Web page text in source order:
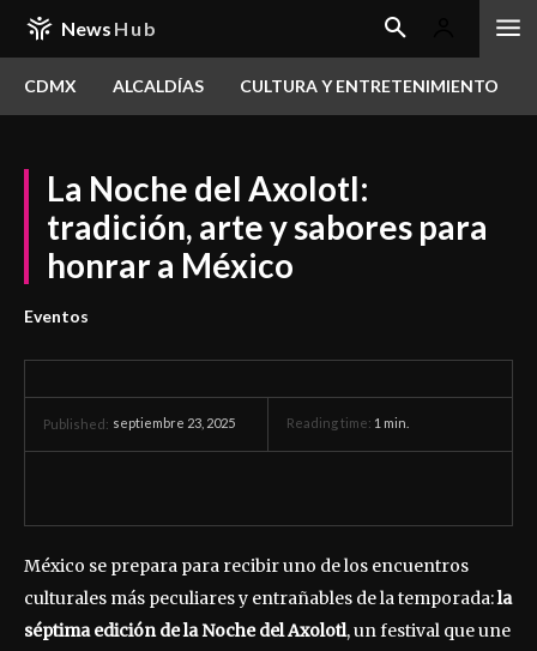
News Hub
CDMX ALCALDÍAS CULTURA Y ENTRETENIMIENTO
La Noche del Axolotl:
tradición, arte y sabores para
honrar a México
Eventos
Published: septiembre 23, 2025 Reading time: 1 min.
México se prepara para recibir uno de los encuentros
culturales más peculiares y entrañables de la temporada:la
séptima edición de la Noche del Axolotl, un festival que une